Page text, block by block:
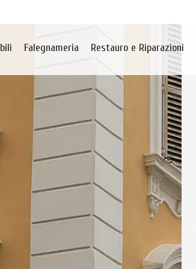
Falegnameria Restauro e Riparazioni